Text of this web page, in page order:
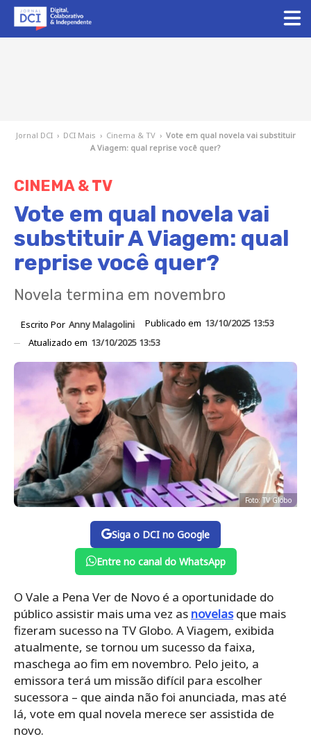
Jornal DCI › DCI Mais › Cinema & TV › Vote em qual novela vai substituir
A Viagem: qual reprise você quer?
CINEMA & TV
Vote em qual novela vai
substituir A Viagem: qual
reprise você quer?
Novela termina em novembro
Escrito Por Anny Malagolini Publicado em 13/10/2025 13:53
Atualizado em 13/10/2025 13:53
Foto: TV Globo
Siga o DCI no Google
Entre no canal do WhatsApp
O Vale a Pena Ver de Novo é a oportunidade do
público assistir mais uma vez as novelasque mais
fizeram sucesso na TV Globo. A Viagem, exibida
atualmente, se tornou um sucesso da faixa,
maschega ao fim em novembro. Pelo jeito, a
emissora terá um missão difícil para escolher
sucessora – que ainda não foi anunciada, mas até
lá, vote em qual novela merece ser assistida de
novo.